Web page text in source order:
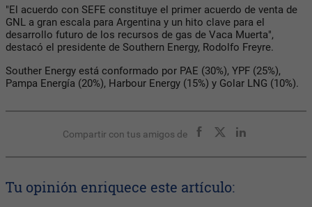
"El acuerdo con SEFE constituye el primer acuerdo de venta de
GNL a gran escala para Argentina y un hito clave para el
desarrollo futuro de los recursos de gas de Vaca Muerta",
destacó el presidente de Southern Energy, Rodolfo Freyre.
Souther Energy está conformado por PAE (30%), YPF (25%),
Pampa Energía (20%), Harbour Energy (15%) y Golar LNG (10%).
Compartir con tus amigos de
Tu opinión enriquece este artículo: